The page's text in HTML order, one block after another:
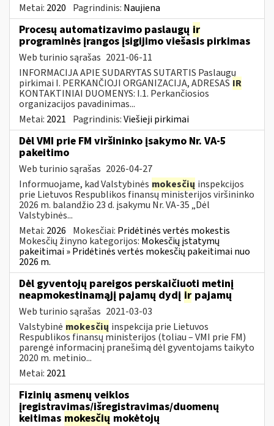
Metai: 2020 Pagrindinis: Naujiena
Procesų automatizavimo paslaugų ir
programinės įrangos įsigijimo viešasis pirkimas
Web turinio sąrašas 2021-06-11
INFORMACIJA APIE SUDARYTAS SUTARTIS Paslaugų
pirkimai I. PERKANČIOJI ORGANIZACIJA, ADRESAS IR
KONTAKTINIAI DUOMENYS: I.1. Perkančiosios
organizacijos pavadinimas...
Metai: 2021 Pagrindinis:Viešieji pirkimai
Dėl VMI prie FM viršininko įsakymo Nr. VA-5
pakeitimo
Web turinio sąrašas 2026-04-27
Informuojame, kad Valstybinės mokesčių inspekcijos
prie Lietuvos Respublikos finansų ministerijos viršininko
2026 m. balandžio 23 d. įsakymu Nr. VA-35 „Dėl
Valstybinės...
Metai: 2026 Mokesčiai: Pridėtinės vertės mokestis
Mokesčių žinyno kategorijos: Mokesčių įstatymų
pakeitimai » Pridėtinės vertės mokesčių pakeitimai nuo
2026 m.
Dėl gyventojų pareigos perskaičiuoti metinį
neapmokestinamąjį pajamų dydį ir pajamų
Web turinio sąrašas 2021-03-03
Valstybinė mokesčių inspekcija prie Lietuvos
Respublikos finansų ministerijos (toliau – VMI prie FM)
parengė informacinį pranešimą dėl gyventojams taikyto
2020 m. metinio...
Metai: 2021
Fizinių asmenų veiklos
įregistravimas/išregistravimas/duomenų
keitimas mokesčių mokėtojų